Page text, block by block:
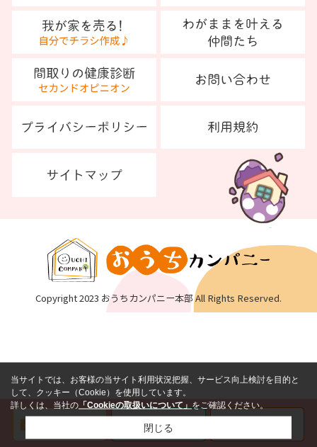
Copyright 2023 おうちカンパニー本部 All Rights Reserved.
当サイトでは、お客様の当サイト利用状況把握、サービス向上検討を目的と
して、クッキー（Cookie）を使用しています。
詳しくは、当社の 「Cookieの取扱いについて」をご確認ください。
閉じる